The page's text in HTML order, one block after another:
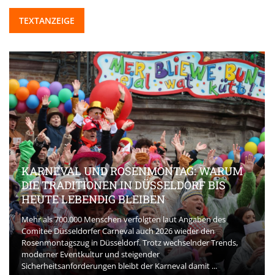
TEXTANZEIGE
KARNEVAL UND ROSENMONTAG: WARUM
DIE TRADITIONEN IN DÜSSELDORF BIS
HEUTE LEBENDIG BLEIBEN
Mehr als 700.000 Menschen verfolgten laut Angaben des
Comitee Düsseldorfer Carneval auch 2026 wieder den
Rosenmontagszug in Düsseldorf. Trotz wechselnder Trends,
moderner Eventkultur und steigender
Sicherheitsanforderungen bleibt der Karneval damit ...